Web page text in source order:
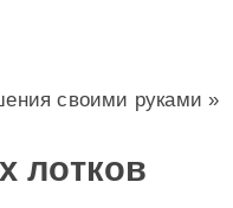
своими руками »
лотков